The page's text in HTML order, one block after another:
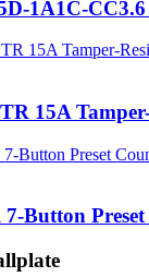
1A1C-CC3.6
15A
Button Preset